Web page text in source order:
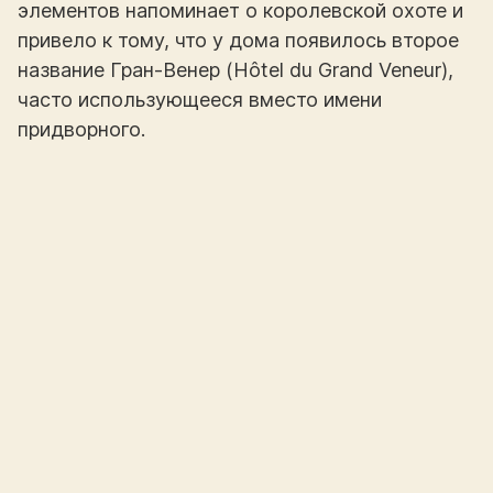
элементов напоминает о королевской охоте и
привело к тому, что у дома появилось второе
название Гран-Венер (Hôtel du Grand Veneur),
часто использующееся вместо имени
придворного.